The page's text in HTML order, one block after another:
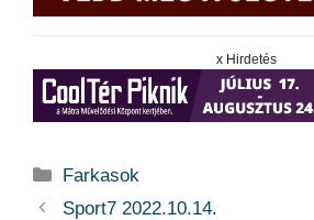
x Hirdetés
Kategória
Farkasok
Sport7 2022.10.14.